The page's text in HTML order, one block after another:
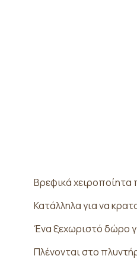
Βρεφικά χειροποίητα
Κατάλληλα για να
Ένα ξεχωριστό δώρο
Πλένονται στο